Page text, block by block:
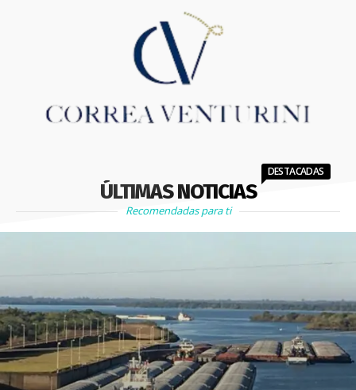
ÚLTIMAS NOTICIAS
DESTACADAS
Recomendadas para ti